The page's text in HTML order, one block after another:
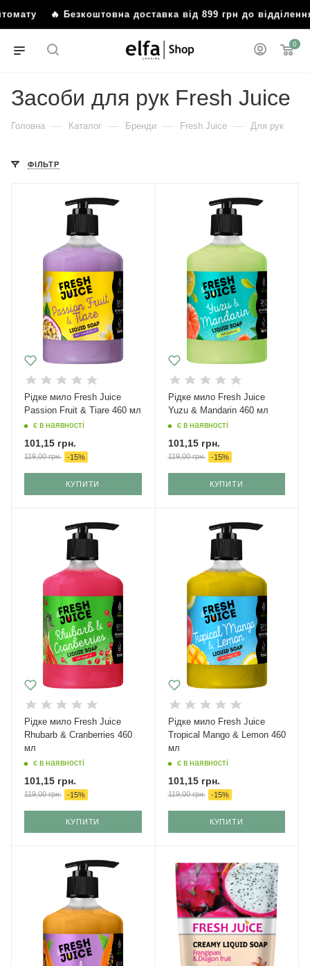
🔥 Безкоштовна доставка від 899 грн до відділення
0
Засоби для рук Fresh Juice
Головна — Каталог — Бренди — Fresh Juice — Для рук
ФІЛЬТР
Рідке мило Fresh Juice
Passion Fruit & Tiare 460 мл
є в наявності
101,15 грн.
119,00грн. -15%
КУПИТИ
Рідке мило Fresh Juice
Yuzu & Mandarin 460 мл
є в наявності
101,15грн.
119,00грн. -15%
КУПИТИ
Рідке мило Fresh Juice
Rhubarb & Cranberries 460
мл
є в наявності
101,15 грн.
119,00грн. -15%
КУПИТИ
Рідке мило Fresh Juice
Tropical Mango & Lemon 460
мл
є в наявності
101,15грн.
119,00грн. -15%
КУПИТИ